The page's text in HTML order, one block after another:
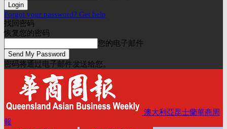
Forgot your password? Get help
找回密码
恢复您的密码
您的电子邮件
密码将通过电子邮件发送给您。
澳大利亞昆士蘭華商周
報